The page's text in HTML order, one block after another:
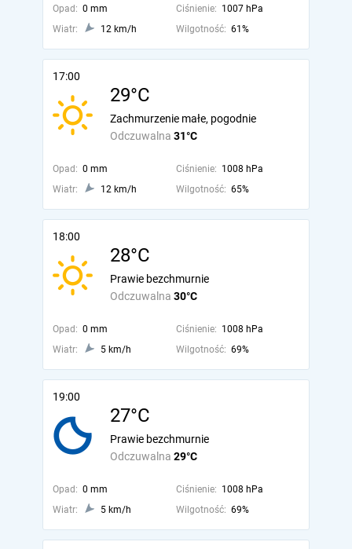
Opad: 0 mm Ciśnienie: 1007 hPa
Wiatr:
12 km/h Wilgotność: 61%
17:00
29°C
Odczuwalna 31°C
Zachmurzenie małe, pogodnie
Opad: 0 mm Ciśnienie: 1008 hPa
Wiatr:
12 km/h Wilgotność: 65%
18:00
28°C
Odczuwalna 30°C
Prawie bezchmurnie
Opad: 0 mm Ciśnienie: 1008 hPa
Wiatr:
5 km/h Wilgotność: 69%
19:00
27°C
Odczuwalna 29°C
Prawie bezchmurnie
Opad: 0 mm Ciśnienie: 1008 hPa
Wiatr:
5 km/h Wilgotność: 69%